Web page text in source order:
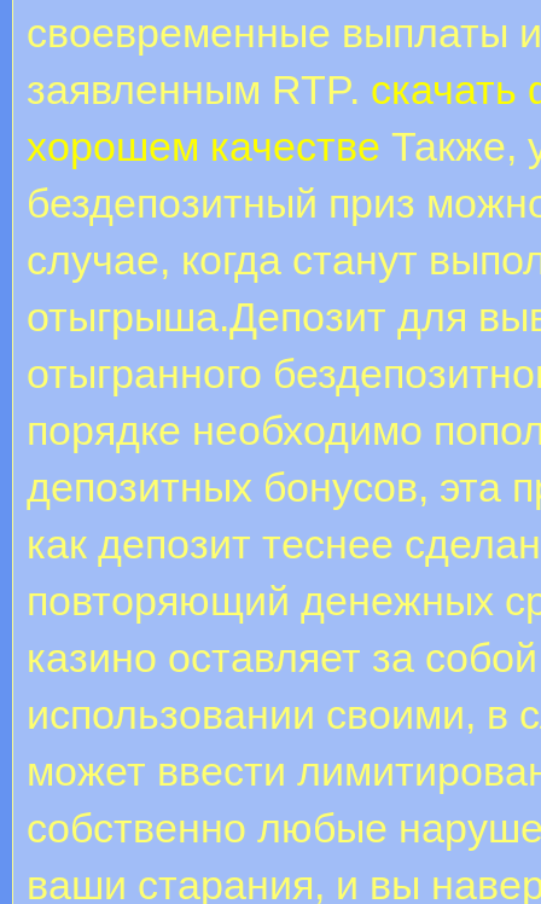
своевременные выплаты
заявленным RTP.
хорошем качестве Также,
бездепозитный приз
случае, когда станут
отыгрыша.Депозит для
отыгранного
порядке необходимо
депозитных бонусов, эта
как депозит теснее
повторяющий денежных
казино оставляет за
использовании своими, в
может ввести
собственно любые
ваши старания, и вы